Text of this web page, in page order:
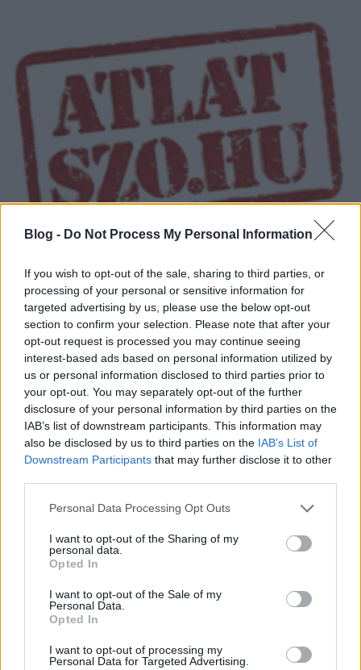
Blog - Do Not Process My Personal Information
If you wish to opt-out of the sale, sharing to third parties, or
processing of your personal or sensitive information for
targeted advertising by us, please use the below opt-out
section to confirm your selection. Please note that after your
opt-out request is processed you may continue seeing
interest-based ads based on personal information utilized by
us or personal information disclosed to third parties prior to
your opt-out. You may separately opt-out of the further
disclosure of your personal information by third parties on the
IAB’s list of downstream participants. This information may
also be disclosed by us to third parties on the IAB’s List of
Downstream Participants that may further disclose it to other
Please note that this website/app uses one or more Google
not limited to your visit or usage behaviour. You may click to
grant or deny consent to Google and its third-party tags to
use your data for below specified purposes in below Google
consent section.
Personal Data Processing Opt Outs
I want to opt-out of the Sharing of my
personal data.
Opted In
I want to opt-out of the Sale of my
Personal Data.
Opted In
I want to opt-out of processing my
Personal Data for Targeted Advertising.
NAIH: Az MSZP nem vigyázott a
kommunisták adataira
halar•2013. augusztus 28.
Idén február elején több tízezer, korábbi MSZMP tag
neveit, személyes adatait és pártkongresszusokra
készült statisztikai összesítéseket tartalmazó
mikrofilmeket találtunk az MSZP II. János Pál pápa
téri volt székházában. A romos épületbe télen
hajléktalanok költöztek…
Átlátható állam: elrejtették a tao-
pénzeket
D. Kovács Ildikó •2013. augusztus 27.
Az MLSZ honlapján eddig bárki megnézhette, hogy
melyik labdarúgócsapat mennyi pénzt kapott a
cégeknek nyújtott társasági adókedvezményből.
Most viszont az adatbázist csak az érintett felek